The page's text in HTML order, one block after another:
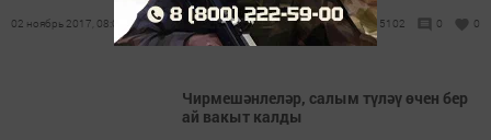
02 ноябрь 2017, 08:00 5102 0 0
Чирмешәнлеләр, салым түләү өчен бер
ай вакыт калды